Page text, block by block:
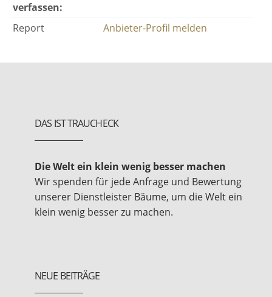
verfassen:
Report Anbieter-Profil melden
DAS IST TRAUCHECK
Die Welt ein klein wenig besser machen
Wir spenden für jede Anfrage und Bewertung
unserer Dienstleister Bäume, um die Welt ein
klein wenig besser zu machen.
NEUE BEITRÄGE